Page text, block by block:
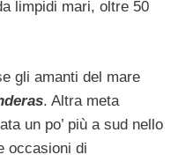
limpidi mari, oltre 50
gli amanti del mare
. Altra meta
un po’ più a sud nello
occasioni di